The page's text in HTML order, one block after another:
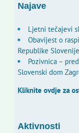
Najave
Ljetni tečajevi
Obavijest o
Republike
Pozivnica –
Slovenski dom
Kliknite ovdje za
Aktivnosti